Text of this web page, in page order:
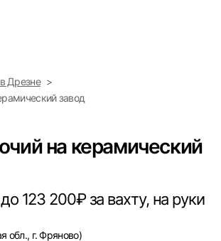
Найти сотрудника
Дрезне
завод
на керамический
123 200₽ за вахту, на руки
обл., г. Фряново)